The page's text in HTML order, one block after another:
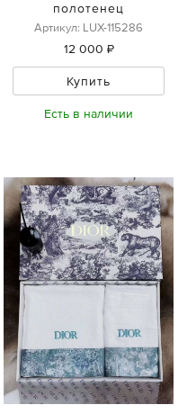
полотенец
Артикул: LUX-115286
12 000 ₽
Купить
Есть в наличии